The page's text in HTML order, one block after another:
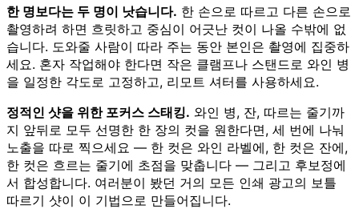
한 명보다는 두 명이 낫습니다. 한 손으로 따르고 다른 손으로
촬영하려 하면 흐릿하고 중심이 어긋난 컷이 나올 수밖에 없
습니다. 도와줄 사람이 따라 주는 동안 본인은 촬영에 집중하
세요. 혼자 작업해야 한다면 작은 클램프나 스탠드로 와인 병
을 일정한 각도로 고정하고, 리모트 셔터를 사용하세요.
정적인 샷을 위한 포커스 스태킹. 와인 병, 잔, 따르는 줄기까
지 앞뒤로 모두 선명한 한 장의 컷을 원한다면, 세 번에 나눠
노출을 따로 찍으세요 — 한 컷은 와인 라벨에, 한 컷은 잔에,
한 컷은 흐르는 줄기에 초점을 맞춥니다 — 그리고 후보정에
서 합성합니다. 여러분이 봤던 거의 모든 인쇄 광고의 보틀
따르기 샷이 이 기법으로 만들어집니다.